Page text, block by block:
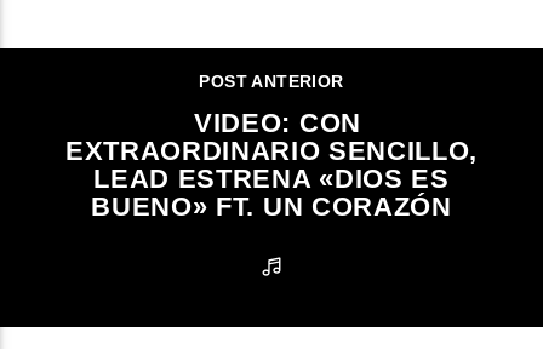
POST ANTERIOR
VIDEO: CON
EXTRAORDINARIO SENCILLO,
LEAD ESTRENA «DIOS ES
BUENO» FT. UN CORAZÓN